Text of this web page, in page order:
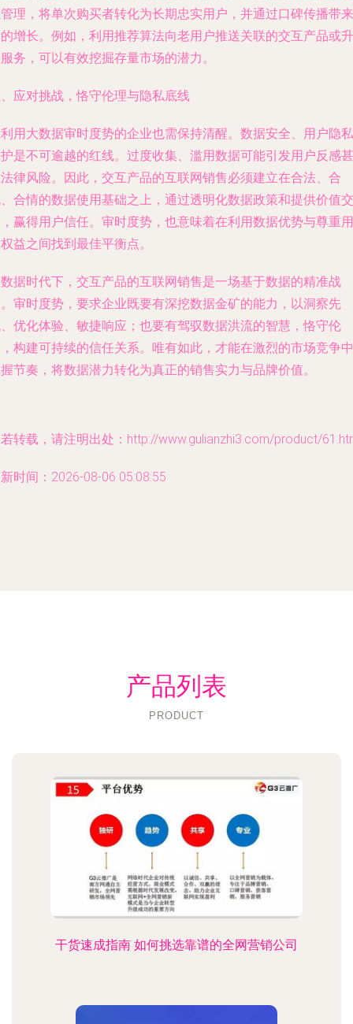
理，将单次购买者转化为长期忠实用户，并通过口碑传播带来
增长。例如，利用推荐算法向老用户推送关联的交互产品或升
务，可以有效挖掘存量市场的潜力。
应对挑战，恪守伦理与隐私底线
用大数据审时度势的企业也需保持清醒。数据安全、用户隐私
是不可逾越的红线。过度收集、滥用数据可能引发用户反感甚
律风险。因此，交互产品的互联网销售必须建立在合法、合
合情的数据使用基础之上，通过透明化数据政策和提供价值交
赢得用户信任。审时度势，也意味着在利用数据优势与尊重用
益之间找到最佳平衡点。
据时代下，交互产品的互联网销售是一场基于数据的精准战
审时度势，要求企业既要有深挖数据金矿的能力，以洞察先
优化体验、敏捷响应；也要有驾驭数据洪流的智慧，恪守伦
构建可持续的信任关系。唯有如此，才能在激烈的市场竞争中
节奏，将数据潜力转化为真正的销售实力与品牌价值。
转载，请注明出处：http://www.gulianzhi3.com/product/
时间：2026-08-06 05:08:55
产品列表
PRODUCT
干货速成指南 如何挑选靠谱的全网营销公司